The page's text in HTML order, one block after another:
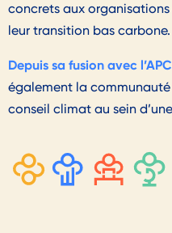
concrets aux
leur transition bas carbone.
Depuis sa fusion avec
également la communauté
conseil climat au sein